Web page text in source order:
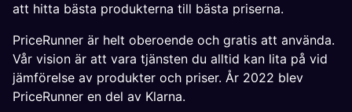
att hitta bästa produkterna till bästa priserna.
PriceRunner är helt oberoende och gratis att använda.
Vår vision är att vara tjänsten du alltid kan lita på vid
jämförelse av produkter och priser. År 2022 blev
PriceRunner en del av Klarna.